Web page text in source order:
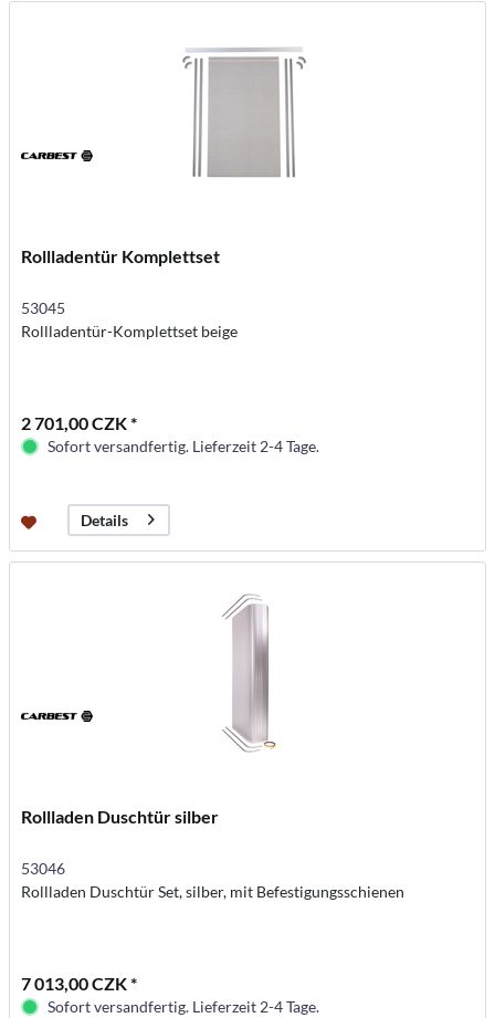
Rollladentür Komplettset
53045
Rollladentür-Komplettset beige
2 701,00 CZK *
Sofort versandfertig. Lieferzeit 2-4 Tage.
Details
Rollladen Duschtür silber
53046
Rollladen Duschtür Set, silber, mit Befestigungsschienen
7 013,00 CZK *
Sofort versandfertig. Lieferzeit 2-4 Tage.